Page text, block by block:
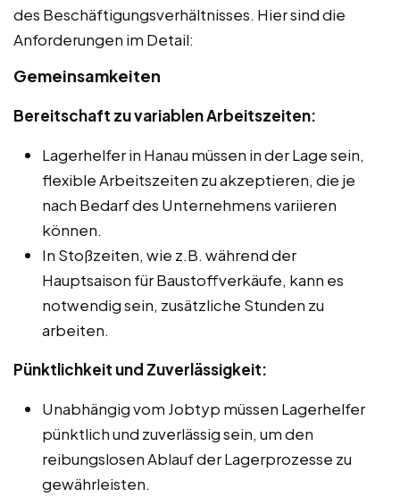
des Beschäftigungsverhältnisses. Hier sind die
Anforderungen im Detail:
Gemeinsamkeiten
Bereitschaft zu variablen Arbeitszeiten:
Lagerhelfer in Hanau müssen in der Lage sein,
flexible Arbeitszeiten zu akzeptieren, die je
nach Bedarf des Unternehmens variieren
können.
In Stoßzeiten, wie z.B. während der
Hauptsaison für Baustoffverkäufe, kann es
notwendig sein, zusätzliche Stunden zu
arbeiten.
Pünktlichkeit und Zuverlässigkeit:
Unabhängig vom Jobtyp müssen Lagerhelfer
pünktlich und zuverlässig sein, um den
reibungslosen Ablauf der Lagerprozesse zu
gewährleisten.